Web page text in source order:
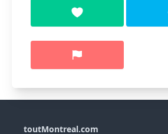
toutMontreal.com